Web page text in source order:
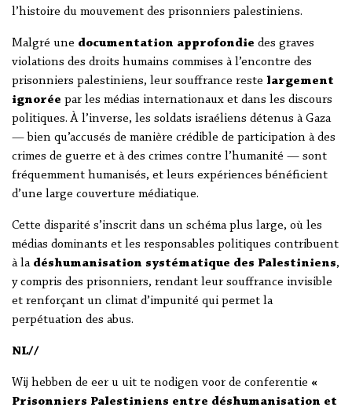
l’histoire du mouvement des prisonniers palestiniens.
Malgré une documentation approfondie des graves
violations des droits humains commises à l’encontre des
prisonniers palestiniens, leur souffrance reste largement
ignorée par les médias internationaux et dans les discours
politiques. À l’inverse, les soldats israéliens détenus à Gaza
— bien qu’accusés de manière crédible de participation à des
crimes de guerre et à des crimes contre l’humanité — sont
fréquemment humanisés, et leurs expériences bénéficient
d’une large couverture médiatique.
Cette disparité s’inscrit dans un schéma plus large, où les
médias dominants et les responsables politiques contribuent
à ladéshumanisation systématique des Palestiniens,
y compris des prisonniers, rendant leur souffrance invisible
et renforçant un climat d’impunité qui permet la
perpétuation des abus.
NL//
Wij hebben de eer u uit te nodigen voor de conferentie «
Prisonniers Palestiniens entre déshumanisation et